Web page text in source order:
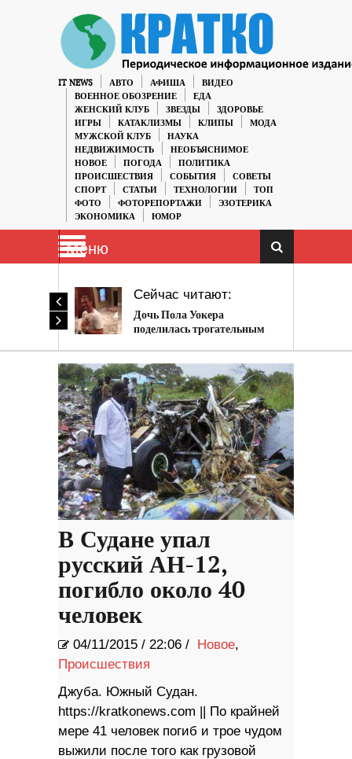
IT NEWS АВТО АФИША
ВИДЕО
ВОЕННОЕ ОБОЗРЕНИЕ
ЕДА
ЖЕНСКИЙ КЛУБ
ЗВЕЗДЫ
ЗДОРОВЬЕ
ИГРЫ
КАТАКЛИЗМЫ КЛИПЫ
МОДА
МУЖСКОЙ КЛУБ
НАУКА
НЕДВИЖИМОСТЬ
НЕОБЪЯСНИМОЕ
НОВОЕ
ПОГОДА
ПОЛИТИКА
ПРОИСШЕСТВИЯ
СОБЫТИЯ
СОВЕТЫ
СПОРТ
СТАТЬИ ТЕХНОЛОГИИ
ТОП
ФОТО
ФОТОРЕПОРТАЖИ
ЭЗОТЕРИКА
ЭКОНОМИКА
ЮМОР
Меню
Сейчас читают:
Дочь Пола Уокера
поделилась трогательным
В Судане упал
русский АН-12,
погибло около 40
человек
04/11/2015 / 22:06 / Новое,
Происшествия
Джуба. Южный Судан.
https://kratkonews.com || По крайней
мере 41 человек погиб и трое чудом
выжили после того как грузовой